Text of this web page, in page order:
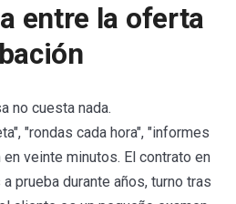
entre la oferta
no cuesta nada.
"rondas cada hora", "informes
veinte minutos. El contrato en
prueba durante años, turno tras